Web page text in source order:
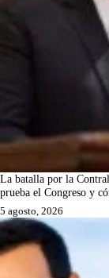
La batalla por la
prueba el Congreso y
5 agosto, 2026